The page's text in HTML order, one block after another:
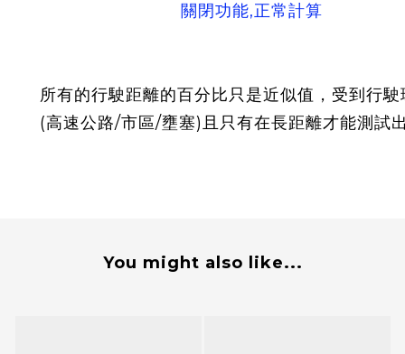
關閉功能,正常計算
所有的行駛距離的百分比只是近似值，受到行
(高速公路/市區/壅塞)且只有在長距離才能測試
You might also like...